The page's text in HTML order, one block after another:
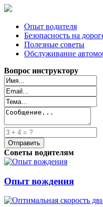
Опыт водителя
Безопасность на
Полезные советы
Обслуживание
Вопрос инструктору
Советы водителям
Опыт вождения